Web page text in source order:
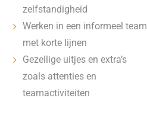
zelfstandigheid
Werken in een informeel team
met korte lijnen
Gezellige uitjes en extra’s
zoals attenties en
teamactiviteiten